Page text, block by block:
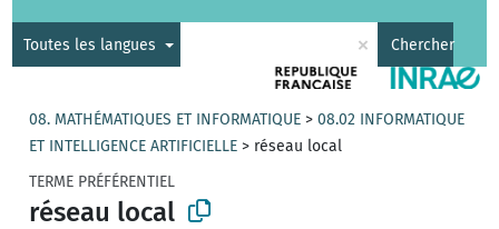
Toutes les langues × Chercher
08. MATHÉMATIQUES ET INFORMATIQUE >08.02 INFORMATIQUE
ET INTELLIGENCE ARTIFICIELLE > réseau local
TERME PRÉFÉRENTIEL
réseau local